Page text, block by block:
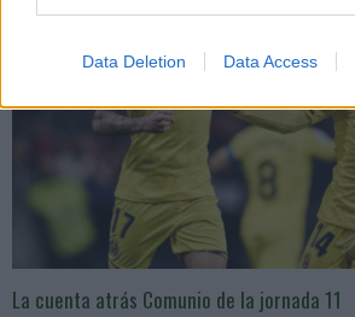
Data Deletion Data Access
La cuenta atrás Comunio de la jornada 11